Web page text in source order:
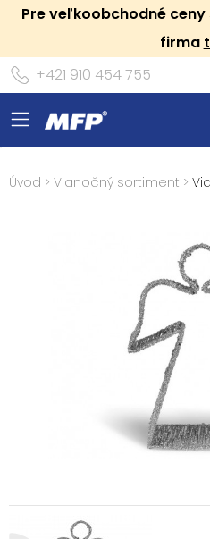
Pre veľkoobchodné
firma
+421 910 454 755
Úvod > Vianočný sortiment >